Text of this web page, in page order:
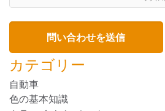
カテゴリー
自動車
色の基本知識